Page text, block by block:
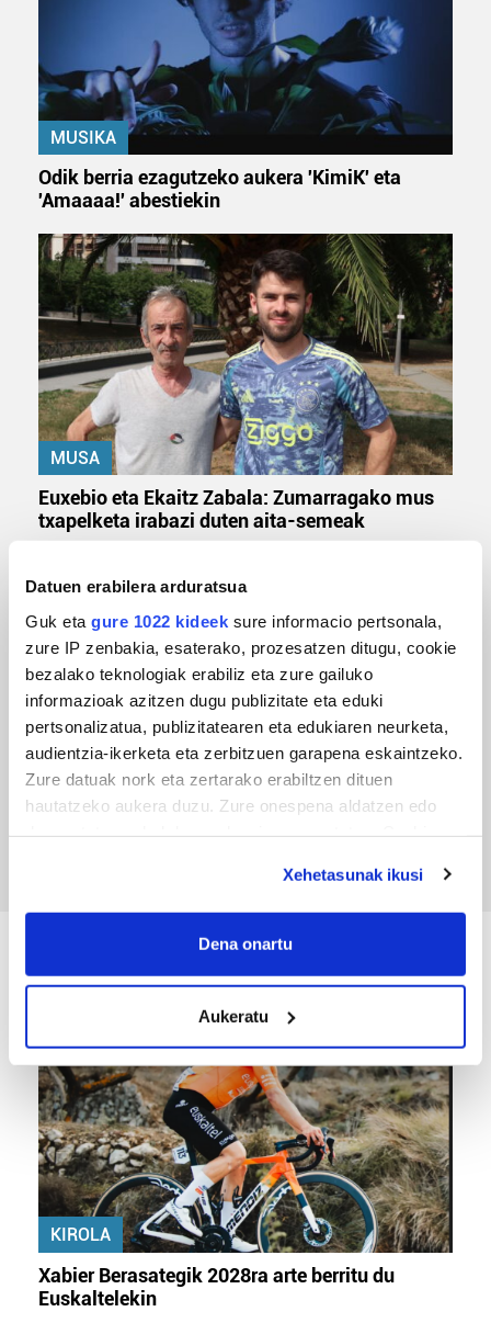
Datuen erabilera arduratsua
Guk eta gure 1022 kideek sure informacio pertsonala,
zure IP zenbakia, esaterako, prozesatzen ditugu, cookie
bezalako teknologiak erabiliz eta zure gailuko
informazioak azitzen dugu publizitate eta eduki
pertsonalizatua, publizitatearen eta edukiaren neurketa,
audientzia-ikerketa eta zerbitzuen garapena eskaintzeko.
Zure datuak nork eta zertarako erabiltzen dituen
hautatzeko aukera duzu. Zure onespena aldatzen edo
If you allow, we would also like to:
Collect information about your geographical
meters
Identify your device by actively scanning it for
specific characteristics (fingerprinting)
Find out more about how your personal data is processed
and set your preferences in thedetails section.
Guk eta gure bazkideek zure datu pertsonalak
prozesatzen ditugu, zure IP zenbakia, besteak beste,
teknologia erabiliz, cookieak adibidez, iragarki eta eduki
pertsonalizatuak eskaintzeko, iragarkiak eta edukia
produktuak garatzeko. Zure datuak nork eta zertarako
Xehetasunak ikusi
Dena onartu
Aukeratu
MUSIKA
Odik berria ezagutzeko aukera 'KimiK' eta
'Amaaaa!' abestiekin
MUSA
Euxebio eta Ekaitz Zabala: Zumarragako mus
txapelketa irabazi duten aita-semeak
TXIRRINDULARITZA
Tourreko goierritarrak
KIROLA
KIROLA
Xabier Berasategik 2028ra arte berritu du
Euskaltelekin